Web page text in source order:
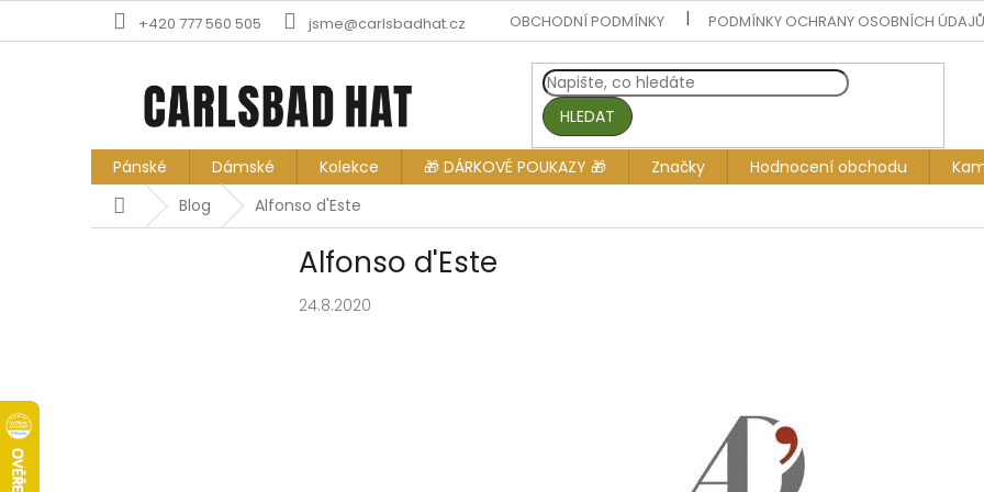
+420 777 560 505 jsme@carlsbadhat.cz OBCHODNÍ PODMÍNKY PODMÍNKY OCHRANY OSOBNÍCH ÚDAJŮ
HLEDAT
Pánské Dámské Kolekce 🎁 DÁRKOVÉ POUKAZY 🎁 Značky Hodnocení obchodu
DomůBlog Alfonso d'Este
Alfonso d'Este
24.8.2020